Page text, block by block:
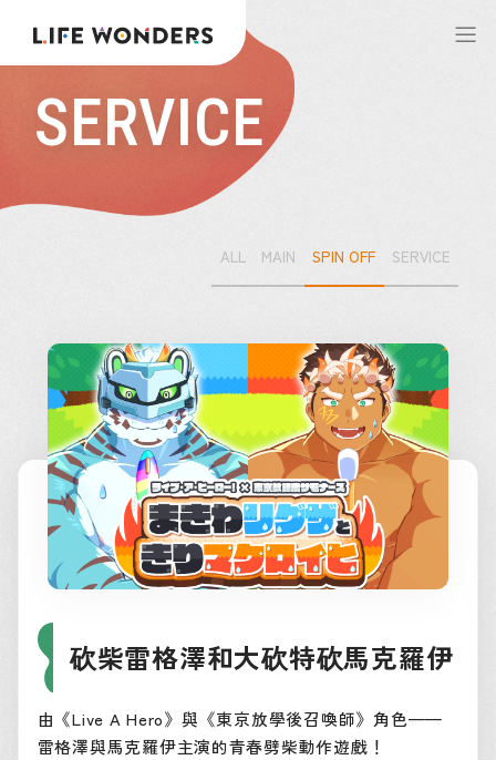
SERVICE
ALL MAIN SPIN OFF SERVICE
砍柴雷格澤和大砍特砍馬克羅伊
由《Live A Hero》與《東京放學後召喚師》角色——
雷格澤與馬克羅伊主演的青春劈柴動作遊戲！